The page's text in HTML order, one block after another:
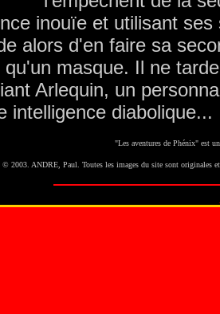
inouïe et utilisant
alors d'en faire sa
qu'un masque. Il ne
Arlequin, un
intelligence diabolique...
"Les aventures de Phénix" est
© 2003. ANDRE, Paul. Toutes les images du site sont originales